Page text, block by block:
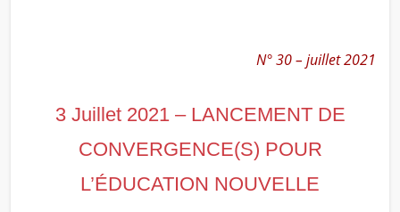
N° 30 – juillet 2021
3 Juillet 2021 – LANCEMENT DE
CONVERGENCE(S) POUR
L’ÉDUCATION NOUVELLE